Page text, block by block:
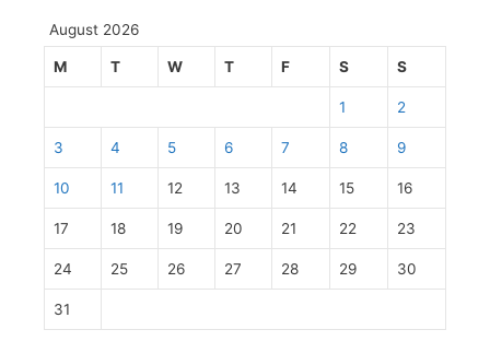
August 2026
M T W T F S S
1 2
3 4 5 6 7 8 9
10 11 12 13 14 15 16
17 18 19 20 21 22 23
24 25 26 27 28 29 30
31